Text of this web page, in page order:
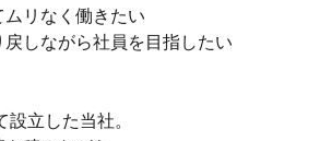
ムリなく働きたい
戻しながら社員を目指したい
立した当社。